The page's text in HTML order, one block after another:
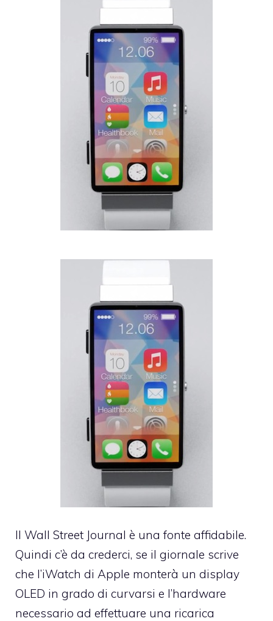
Il Wall Street Journal è una fonte affidabile.
Quindi c’è da crederci, se il giornale scrive
che l’iWatch di Apple monterà un display
OLED in grado di curvarsi e l’hardware
necessario ad effettuare una ricarica